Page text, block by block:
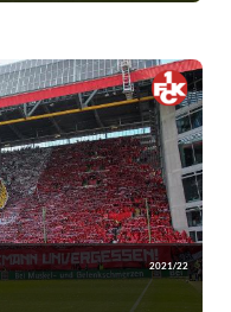
2021/22